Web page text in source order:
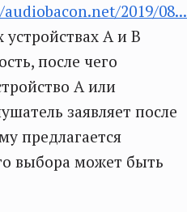
2019/08...
А и В
после чего
А или
заявляет после
предлагается
выбора может быть